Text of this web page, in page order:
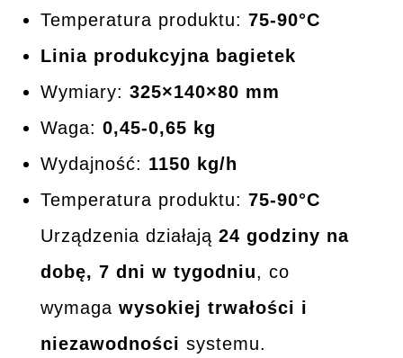
Temperatura produktu: 75-90°C
Linia produkcyjna bagietek
Wymiary: 325×140×80 mm
Waga: 0,45-0,65 kg
Wydajność: 1150 kg/h
Temperatura produktu: 75-90°C
Urządzenia działają 24 godziny na
dobę, 7 dni w tygodniu, co
wymaga wysokiej trwałości i
niezawodności systemu.